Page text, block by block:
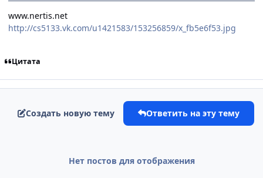
www.nertis.net
http://cs5133.vk.com/u1421583/153256859/x_fb5e6f53.jpg
Цитата
Создать новую тему Ответить на эту тему
Нет постов для отображения